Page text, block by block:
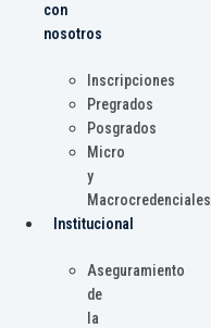
con
nosotros
Inscripciones
Pregrados
Posgrados
Micro
y
Macrocredenciales
Institucional
Aseguramiento
de
la